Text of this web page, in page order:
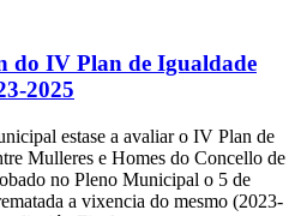
do IV Plan de Igualdade
2025
estase a avaliar o IV Plan de
Mulleres e Homes do Concello de
no Pleno Municipal o 5 de
a vixencia do mesmo (2023-